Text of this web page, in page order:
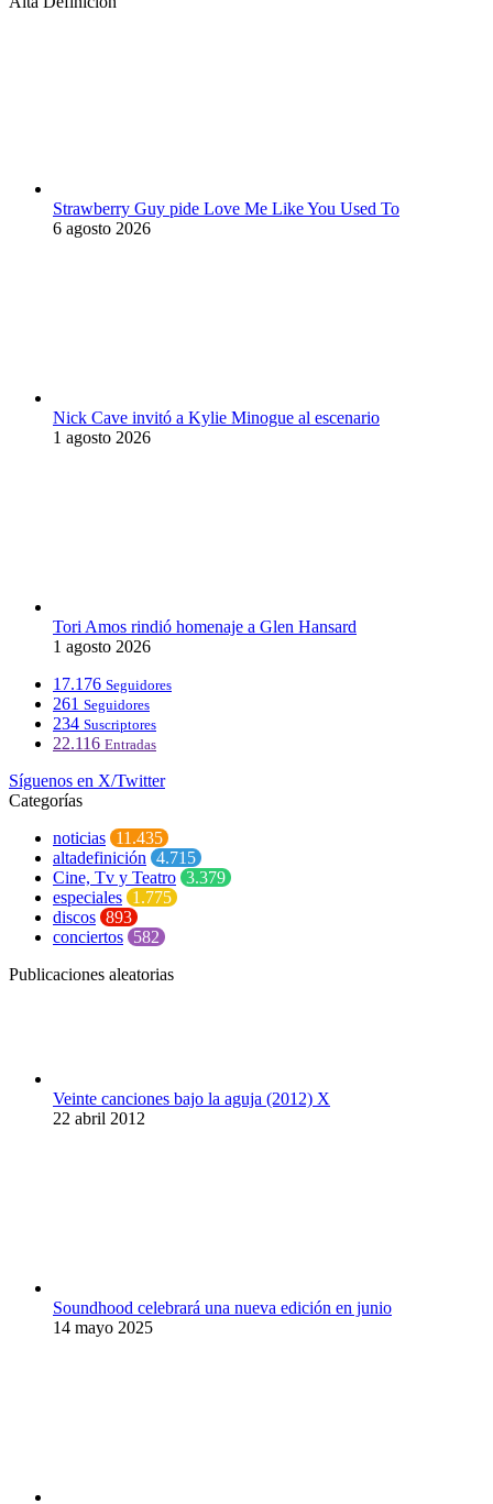
Strawberry Guy pide Love Me Like You Used To
6 agosto 2026
Nick Cave invitó a Kylie Minogue al escenario
1 agosto 2026
Tori Amos rindió homenaje a Glen Hansard
1 agosto 2026
17.176 Seguidores
261 Seguidores
234 Suscriptores
22.116 Entradas
Síguenos en X/Twitter
Categorías
noticias 11.435
altadefinición 4.715
Cine, Tv y Teatro 3.379
especiales 1.775
discos 893
conciertos 582
Publicaciones aleatorias
Veinte canciones bajo la aguja (2012) X
22 abril 2012
Soundhood celebrará una nueva edición en junio
14 mayo 2025